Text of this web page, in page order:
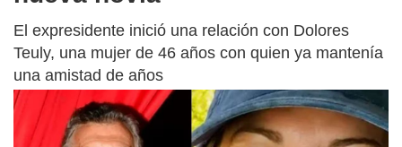
El expresidente inició una relación con Dolores
Teuly, una mujer de 46 años con quien ya mantenía
una amistad de años